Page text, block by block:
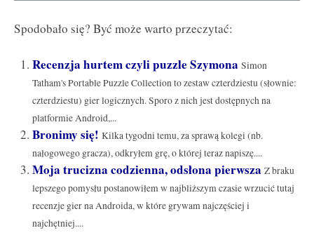
Spodobało się? Być może warto przeczytać:
Recenzja hurtem czyli puzzle Szymona Simon
Tatham's Portable Puzzle Collection to zestaw czterdziestu (słownie:
czterdziestu) gier logicznych. Sporo z nich jest dostępnych na
platformie Android,...
Bronimy się! Kilka tygodni temu, za sprawą kolegi (nb.
nałogowego gracza), odkryłem grę, o której teraz napiszę....
Moja trucizna codzienna, odsłona pierwsza Z braku
lepszego pomysłu postanowiłem w najbliższym czasie wrzucić tutaj
recenzje gier na Androida, w które grywam najczęściej i
najchętniej....